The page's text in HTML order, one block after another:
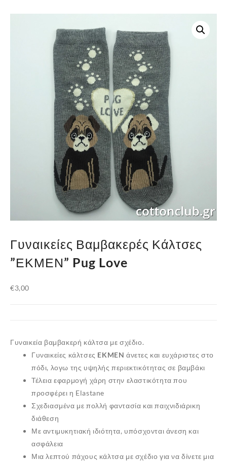
Γυναικείες Βαμβακερές Κάλτσες
”ΕΚΜΕΝ” Pug Love
€3,00
Γυναικεία βαμβακερή κάλτσα με σχέδιο.
Γυναικείες κάλτσες EKMEN άνετες και ευχάριστες στο
πόδι, λογω της υψηλής περιεκτικότητας σε βαμβάκι
Τέλεια εφαρμογή χάρη στην ελαστικότητα που
προσφέρει η Elastane
Σχεδιασμένα με πολλή φαντασία και παιχνιδιάρικη
διάθεση
Με αντιμυκητιακή ιδιότητα, υπόσχονται άνεση και
ασφάλεια
Μια λεπτού πάχους κάλτσα με σχέδιο για να δίνετε μια